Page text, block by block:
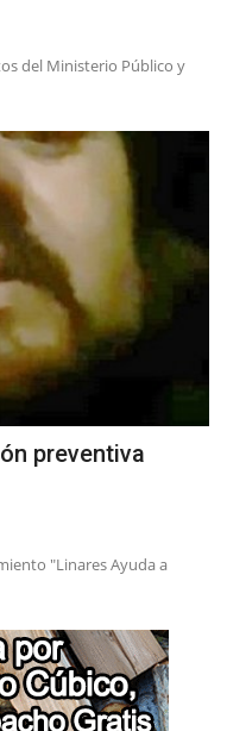
del Ministerio Público y
preventiva
"Linares Ayuda a